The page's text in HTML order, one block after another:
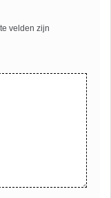
velden zijn